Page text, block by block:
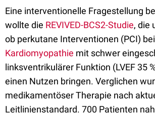
Eine interventionelle Fragestellung
wollte die REVIVED-BCS2-Studie, die
ob perkutane Interventionen (PCI)
Kardiomyopathie mit schwer
linksventrikulärer Funktion (LVEF 35
einen Nutzen bringen. Verglichen
medikamentöser Therapie nach
Leitlinienstandard. 700 Patienten